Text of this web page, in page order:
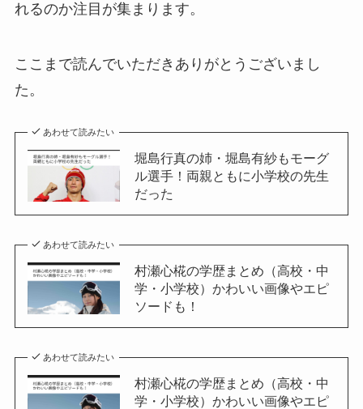
れるのか注目が集まります。
ここまで読んでいただきありがとうございまし
た。
あわせて読みたい
堀島行真の姉・堀島有紗もモーグ
ル選手！両親ともに小学校の先生
だった
あわせて読みたい
村瀬心椛の学歴まとめ（高校・中
学・小学校）かわいい画像やエピ
ソードも！
あわせて読みたい
村瀬心椛の学歴まとめ（高校・中
学・小学校）かわいい画像やエピ